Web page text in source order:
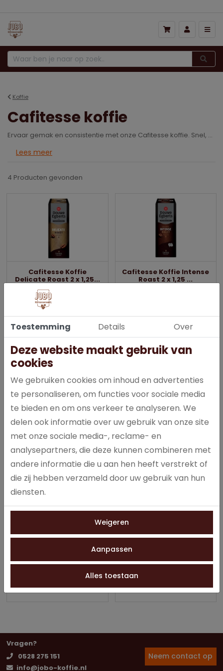
Koffie
Cafitesse koffie
Ervaar gemak en consistentie met onze Cafitesse koffie. Snel, smaakvol en altijd vers, ideaal voor drukke omgevingen waar kwaliteit telt.
Lees meer
4 Producten gevonden
Cafitesse Koffie
Delicate Roast 2 x 1,25...
Levendig en karaktervol, fris
met zachte citrustonen.
Cafitesse Koffie Intense
Roast 2 x 1,25 ...
Heeft u vragen?
Neem gerust contact met ons op!
L...
De cafitesse medium roast
worden geleverd in pakken
Cafitesse Koffie Strong
Krachtig en intens met een
rokerig, bitterzoet karakter en
Prijs hoog naar laag
Vragen?
0528 275 151
info@jobo-koffie.nl
Neem contact op
Toestemming Details Over
Deze website maakt gebruik van
cookies
We gebruiken cookies om inhoud en advertenties
te personaliseren, om functies voor sociale media
te bieden en om ons verkeer te analyseren. We
delen ook informatie over uw gebruik van onze site
met onze sociale media-, reclame- en
analysepartners, die deze kunnen combineren met
andere informatie die u aan hen heeft verstrekt of
die zij hebben verzameld door uw gebruik van hun
diensten.
Weigeren
Aanpassen
Alles toestaan